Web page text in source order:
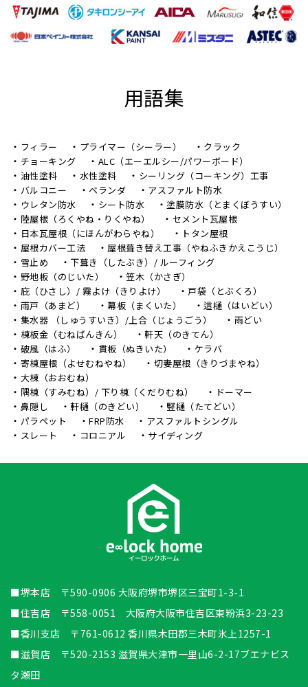
用語集
フィラー プライマー（シーラー）
クラック
チョーキング
ALC（エーエルシー/パワーボード）
油性塗料
水性塗料
シーリング（コーキング）工事
バルコニー
ベランダ
アスファルト防水
ウレタン防水
シート防水
塗膜防水（とまくぼうすい）
陸屋根（ろくやね・りくやね）
セメント瓦屋根
日本瓦屋根（にほんがわらやね）
トタン屋根
屋根カバー工法
屋根葺き替え工事（やねふきかえこうじ）
雪止め
下葺き（したぶき）/ ルーフィング
野地板（のじいた）
笠木（かさぎ）
庇（ひさし）/ 霧よけ（きりよけ）
戸袋（とぶくろ）
雨戸（あまど）
幕板（まくいた）
這樋（はいどい）
集水器 （しゅうすいき）/上合（じょうごう）
雨どい
棟板金（むねばんきん）
軒天（のきてん）
破風（はふ）
貫板（ぬきいた）
ケラバ
寄棟屋根（よせむねやね）
切妻屋根（きりづまやね）
大棟（おおむね）
隅棟（すみむね）/ 下り棟（くだりむね）
ドーマー
鼻隠し
軒樋（のきどい）
竪樋（たてどい）
パラペット
FRP防水
アスファルトシングル
スレート
コロニアル サイディング
■堺本店 〒590-0906 大阪府堺市堺区三宝町1-3-1
■住吉店 〒558-0051 大阪府大阪市住吉区東粉浜3-23-23
■香川支店 〒761-0612 香川県木田郡三木町氷上1257-1
■滋賀店 〒520-2153 滋賀県大津市一里山6-2-17ブエナビス
タ瀬田